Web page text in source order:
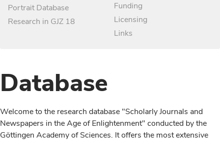
Portrait Database
Research in GJZ 18
Funding
Licensing
Links
Database
Welcome to the research database "Scholarly Journals and
Newspapers in the Age of Enlightenment" conducted by the
Göttingen Academy of Sciences. It offers the most extensive